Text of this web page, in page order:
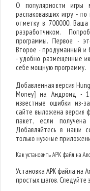
О популярности игры
распаковавших игру -
отметку в 700000.
разработчиком.
программы. Первое -
Второе - продуманный и
- удобно размещенные
себе мощную программу.
Добавленная версия
Money] на Андроид -
известные ошибки из-
сайте выложена версия
пакет, если получена
Добавляйтесь в наши
только нужные
Как установить APK файл на
Установка APK файла на
простых шагов. Следуйте